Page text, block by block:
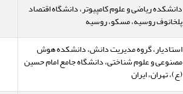
دانشکده ریاضی و علوم کامپیوتر، دانشگاه اقتصاد
پلخانوف روسیه، مسکو، روسیه
استادیار، گروه مدیریت دانش، دانشکده هوش
مصنوعی و علوم شناختی، دانشگاه جامع امام حسین
(ع)، تهران، ایران